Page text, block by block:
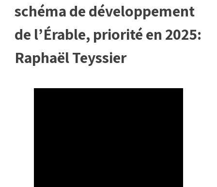
schéma de développement
de l’Érable, priorité en 2025:
Raphaël Teyssier